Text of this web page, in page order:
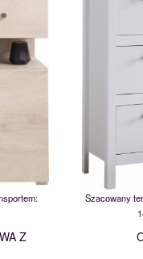
Z
Szacowany